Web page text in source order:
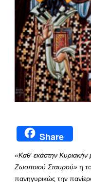
Share
«Καθ’ εκάστην Κυριακήν
Ζωοποιού Σταυρού» η
πανηγυρικώς την